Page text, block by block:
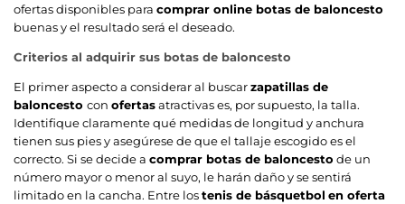
ofertas disponibles para comprar online botas de baloncesto
buenas y el resultado será el deseado.
Criterios al adquirir sus botas de baloncesto
El primer aspecto a considerar al buscarzapatillas de
baloncesto con ofertasatractivas es, por supuesto, la talla.
Identifique claramente qué medidas de longitud y anchura
tienen sus pies y asegúrese de que el tallaje escogido es el
correcto. Si se decide a comprar botas de baloncesto de un
número mayor o menor al suyo, le harán daño y se sentirá
limitado en la cancha. Entre lostenis de básquetbol en oferta